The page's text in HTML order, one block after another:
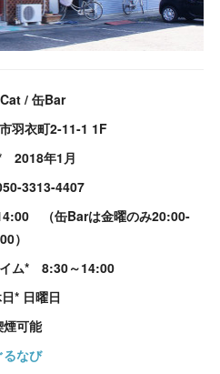
/ 缶Bar
羽衣町2-11-1 1F
2018年1月
3313-4407
（缶Barは金曜のみ20:00-
）
ム* 8:30～14:00
* 日曜日
煙可能
るなび